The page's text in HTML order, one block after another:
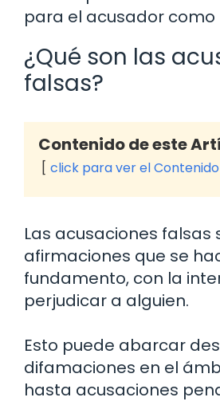
para el acusador como
¿Qué son las
falsas?
Contenido de este
click para ver el Contenido
Las acusaciones falsas
afirmaciones que se
fundamento, con la
perjudicar a alguien.
Esto puede abarcar
difamaciones en el
hasta acusaciones